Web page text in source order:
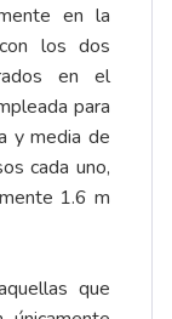
en la
los dos
en el
para
y media de
cada uno,
1.6 m
que